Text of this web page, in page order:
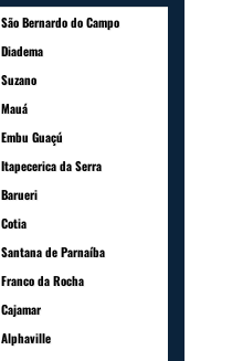
São Bernardo do Campo
Diadema
Suzano
Mauá
Embu Guaçú
Itapecerica da Serra
Barueri
Cotia
Santana de Parnaíba
Franco da Rocha
Cajamar
Alphaville